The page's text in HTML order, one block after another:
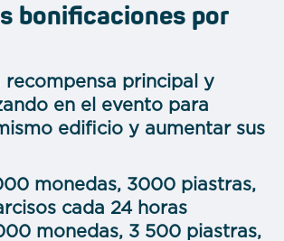
bonificaciones por
recompensa principal y
en el evento para
edificio y aumentar sus
monedas, 3000 piastras,
cada 24 horas
monedas, 3 500 piastras,